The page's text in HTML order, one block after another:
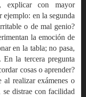
explicar con mayor
ejemplo: en la segunda
o de mal genio?
la emoción de
en la tabla; no pasa,
En la tercera pregunta
cosas o aprender?
realizar exámenes o
se distrae con facilidad